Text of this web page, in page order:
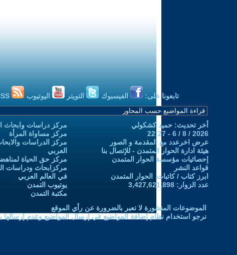
تابعونا على: الفيسبوك التويتر اليوتيوب
أخر تحديث: حميد كشكولي
2026 / 8 / 6 - 22:27
عرض اخرعدد مع المقدمة و الصور
هيئة ادارة الحوار المتمدن - للإتصال بنا
إحصائيات مؤسسة الحوار المتمدن
قواعد النشر
ابرز كتاب / كاتبات الحوار المتمدن
عدد الزوار: 3,427,621,898
مركز دراسات وابحاث
مركز مساواة المرأة
مركز الدراسات
العربي
مركز حق الحياة
مركزابحاث ودراسات
في العالم العربي
يوتيوب التمدن
مكتبة التمدن
الموضوعات المنشورة لا تعبر بالضرورة عن رأي الموقع
نرجو استخدام نظام إضافة المواضيع في إرسال المواضيع وعدم إرسالها